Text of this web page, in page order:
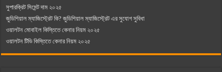
সুপারক্রিট সিমেন্ট দাম ২০২৫
জুডিশিয়াল ম্যাজিস্ট্রেট কি? জুডিশিয়াল ম্যাজিস্ট্রেট এর সুযোগ সুবিধা
ওয়ালটন মোবাইল কিস্তিতে কেনার নিয়ম ২০২৫
ওয়ালটন টিভি কিস্তিতে কেনার নিয়ম ২০২৫